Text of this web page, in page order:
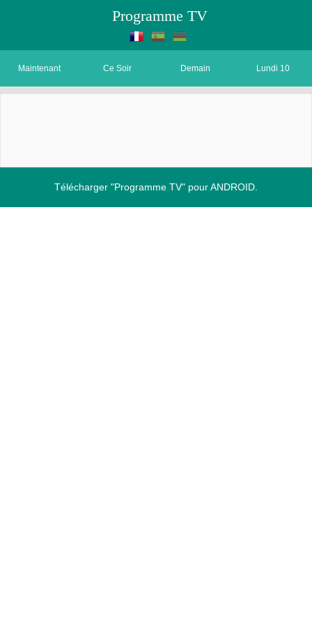
Programme TV
Maintenant Ce Soir Demain Lundi 10
Télécharger "Programme TV" pour ANDROID.